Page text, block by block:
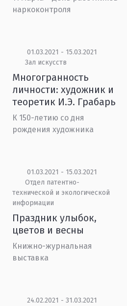
наркоконтроля
01.03.2021 - 15.03.2021
Зал искусств
Многогранность
личности: художник и
теоретик И.Э. Грабарь
К 150-летию со дня
рождения художника
01.03.2021 - 15.03.2021
Отдел патентно-
технической и экологической
информации
Праздник улыбок,
цветов и весны
Книжно-журнальная
выставка
24.02.2021 - 31.03.2021